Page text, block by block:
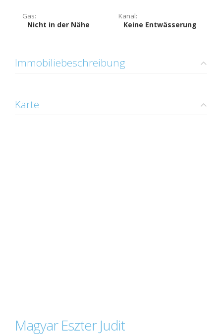
Gas:
Nicht in der Nähe
Kanal:
Keine Entwässerung
Immobiliebeschreibung
Karte
Magyar Eszter Judit